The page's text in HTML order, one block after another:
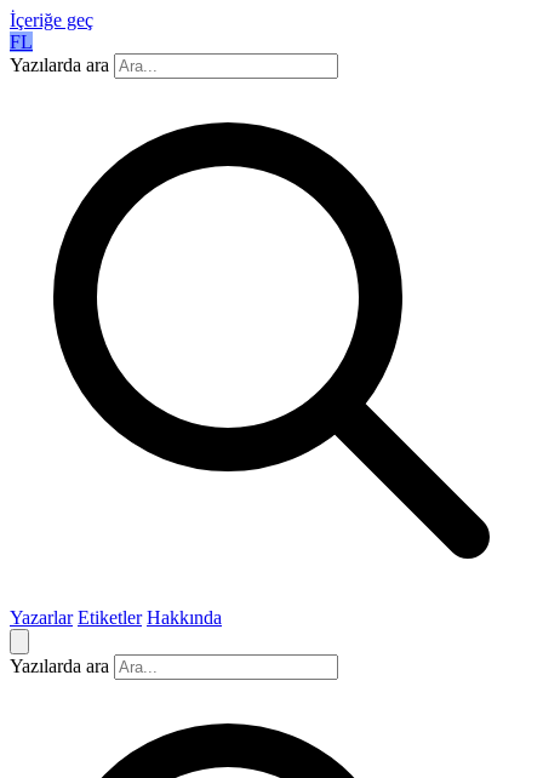
İçeriğe geç
FL
Yazılarda ara
Yazarlar Etiketler Hakkında
Yazılarda ara